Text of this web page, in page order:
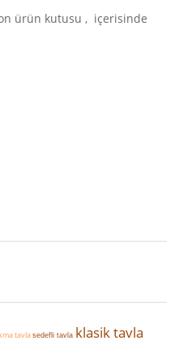
ürün kutusu , içerisinde
tavla sedefli tavla klasik tavla